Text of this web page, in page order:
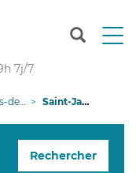
T
n
7j/7
Provence Saint-Jacques
Rechercher